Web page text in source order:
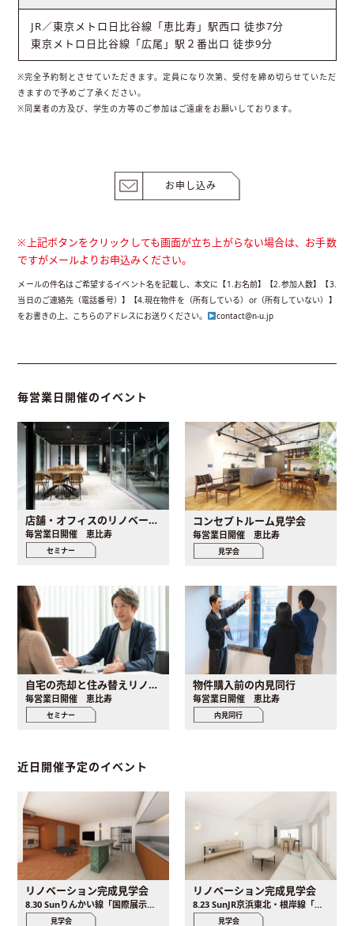
JR／東京メトロ日比谷線「恵比寿」駅西口 徒歩7分
東京メトロ日比谷線「広尾」駅２番出口 徒歩9分
※完全予約制とさせていただきます。定員になり次第、受付を締め切らせていただ
きますので予めご了承ください。
※同業者の方及び、学生の方等のご参加はご遠慮をお願いしております。
お申し込み
※上記ボタンをクリックしても画面が立ち上がらない場合は、お手数
ですがメールよりお申込みください。
メールの件名はご希望するイベント名を記載し、本文に【1.お名前】【2.参加人数】【3.
当日のご連絡先（電話番号）】【4.現在物件を（所有している）or（所有していない）】
をお書きの上、こちらのアドレスにお送りください。
contact@n-u.jp
毎営業日開催のイベント
店舗・オフィスのリノベーション個別セミナー
毎営業日開催 恵比寿
セミナー
コンセプトルーム見学会
毎営業日開催 恵比寿
見学会
自宅の売却と住み替えリノベ個別セミナー
毎営業日開催 恵比寿
セミナー
物件購入前の内見同行
毎営業日開催 恵比寿
内見同行
近日開催予定のイベント
リノベーション完成見学会
8.30 Sunりんかい線「国際展示場駅」徒歩8分、新交通ゆりかもめ「有明テニスの森駅」徒歩5分
見学会
リノベーション完成見学会
8.23 SunJR京浜東北・根岸線「横浜駅」徒歩5分
見学会